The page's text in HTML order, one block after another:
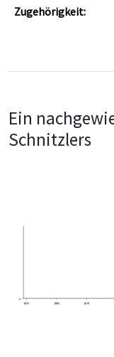
Zugehörigkeit:
Ein
Schnitzlers
0
1870
1880 1890